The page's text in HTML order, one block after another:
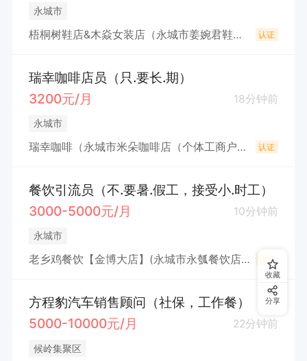
永城市
梧桐树鞋店&木焱女装店（永城市姜婉君鞋业店(个体工商户）） 认证
瑞幸咖啡店员（只.要长.期）
3200元/月
18分钟前
永城市
瑞幸咖啡（永城市米朵咖啡店（个体工商户）） 认证
餐饮引流员（不.要暑.假工，接受小.时工）
3000-5000元/月
10分钟前
永城市
老乡鸡餐饮【金博大店】(永城市永瓠餐饮店(个体工商户) 认证
方程豹汽车销售顾问（社保，工作餐）
5000-10000元/月
22分钟前
候岭集聚区
收藏
分享